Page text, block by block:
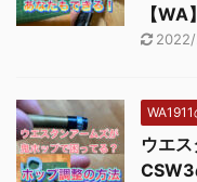
【WA】
ウエ
CSW3